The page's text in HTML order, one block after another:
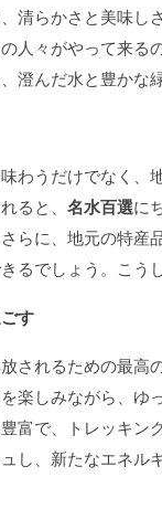
清らかさと美味
人々がやって来
澄んだ水と豊かな
わうだけでなく、
ると、 名水百選に
らに、地元の特産
るでしょう。こう
す
されるための最高
楽しみながら、ゆ
富で、トレッキ
し、新たなエネル